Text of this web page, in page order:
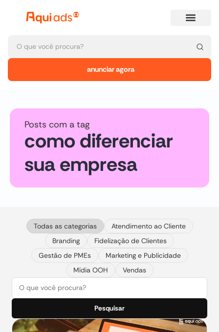
anunciar agora
Posts com a tag
como diferenciar
sua empresa
Todas as categorias
Atendimento ao Cliente
Branding
Fidelização de Clientes
Gestão de PMEs
Marketing e Publicidade
Mídia OOH
Vendas
Pesquisar